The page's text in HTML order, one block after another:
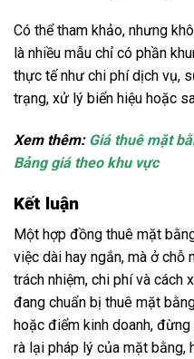
Có thể tham khảo, nhưng
là nhiều mẫu chỉ có phần
thực tế như chi phí dịch vụ,
trạng, xử lý biển hiệu hoặc
Xem thêm: Giá thuê mặt
Bảng giá theo khu vực
Kết luận
Một hợp đồng thuê mặt
việc dài hay ngắn, mà ở chỗ
trách nhiệm, chi phí và cách
đang chuẩn bị thuê mặt
hoặc điểm kinh doanh,
rà lại pháp lý của mặt bằng,